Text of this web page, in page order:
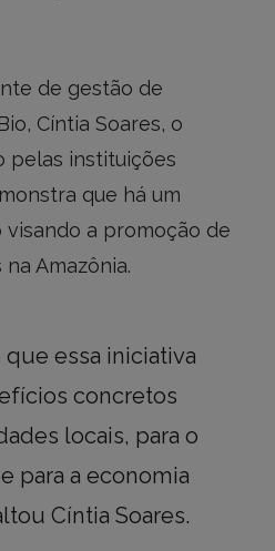
de gestão de
Cíntia Soares, o
pelas instituições
que há um
a promoção de
Amazônia.
que essa iniciativa
concretos
locais, para o
para a economia
Cíntia Soares.